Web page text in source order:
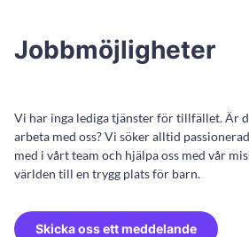
Jobbmöjligheter
Vi har inga lediga tjänster för tillfället. Är
arbeta med oss? Vi söker alltid
med i vårt team och hjälpa oss med vår
världen till en trygg plats för barn.
Skicka oss ett meddelande